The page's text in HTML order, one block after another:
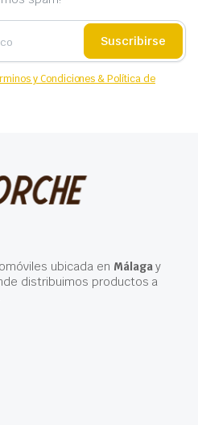
Suscribirse
y Condiciones & Política de
ubicada en Málagay
distribuimos productos a